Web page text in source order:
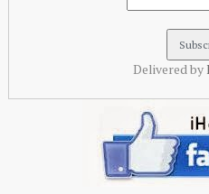
Delivered by